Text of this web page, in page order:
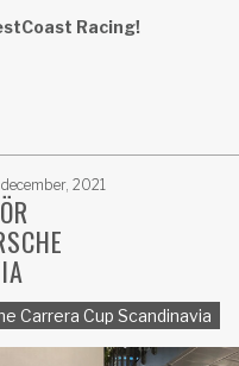
Racing!
2021
Carrera Cup Scandinavia